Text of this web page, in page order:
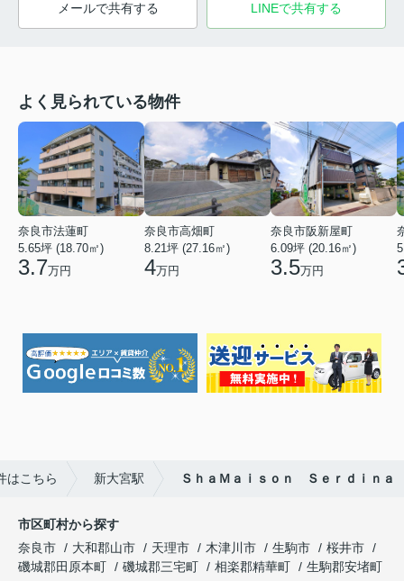
メールで共有する LINEで共有する
よく見られている物件
奈良市法蓮町
5.65坪 (18.70㎡)
3.7万円
奈良市高畑町
8.21坪 (27.16㎡)
4万円
奈良市阪新屋町
6.09坪 (20.16㎡)
3.5万円
はこちら 新大宮駅 ＳｈａＭａｉｓｏｎ Ｓｅｒｄｉｎａ
市区町村から探す
奈良市
大和郡山市 天理市 木津川市 生駒市
桜井市
磯城郡田原本町
磯城郡三宅町 相楽郡精華町
生駒郡安堵町